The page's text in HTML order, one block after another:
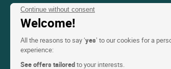
Continue without consent
Welcome!
All the reasons to say ‘yes’ to our cookies for a
experience:
See offers tailoredto your interests.
Unsere Auswahl an
Top Länder
Hotels Frankreich